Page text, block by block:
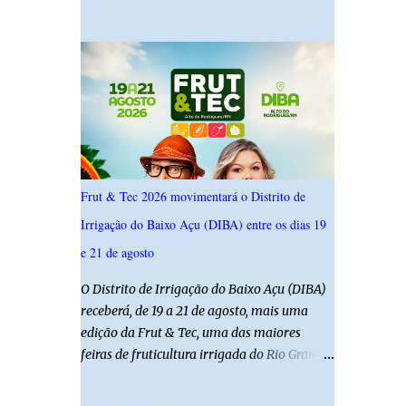
nota, a Polícia Militar manifestou
solidariedade à vítima e aos familiares e
destacou q...
somaram 6,4% e outros 43,8% não
souberam responder. A pesquisa IPSsensus
ouviu 1.500 eleitores em todas as regiões do
Rio Grande do Norte entre os dias 18 e 22 de
junho de 2026. O levantamento possui
margem de erro de 2,5 pontos percentuais e
nível de confiança de 95%. Registro no TSE:
RN-09520/2026
Frut & Tec 2026 movimentará o Distrito de
Irrigação do Baixo Açu (DIBA) entre os dias 19
e 21 de agosto
O Distrito de Irrigação do Baixo Açu (DIBA)
receberá, de 19 a 21 de agosto, mais uma
edição da Frut & Tec, uma das maiores
feiras de fruticultura irrigada do Rio Grande